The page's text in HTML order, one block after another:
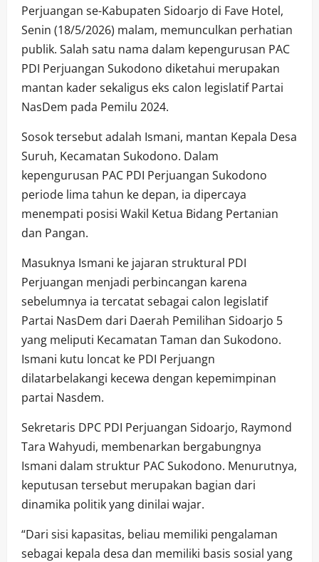
Perjuangan se-Kabupaten Sidoarjo di Fave Hotel,
Senin (18/5/2026) malam, memunculkan perhatian
publik. Salah satu nama dalam kepengurusan PAC
PDI Perjuangan Sukodono diketahui merupakan
mantan kader sekaligus eks calon legislatif Partai
NasDem pada Pemilu 2024.
Sosok tersebut adalah Ismani, mantan Kepala Desa
Suruh, Kecamatan Sukodono. Dalam
kepengurusan PAC PDI Perjuangan Sukodono
periode lima tahun ke depan, ia dipercaya
menempati posisi Wakil Ketua Bidang Pertanian
dan Pangan.
Masuknya Ismani ke jajaran struktural PDI
Perjuangan menjadi perbincangan karena
sebelumnya ia tercatat sebagai calon legislatif
Partai NasDem dari Daerah Pemilihan Sidoarjo 5
yang meliputi Kecamatan Taman dan Sukodono.
Ismani kutu loncat ke PDI Perjuangn
dilatarbelakangi kecewa dengan kepemimpinan
partai Nasdem.
Sekretaris DPC PDI Perjuangan Sidoarjo, Raymond
Tara Wahyudi, membenarkan bergabungnya
Ismani dalam struktur PAC Sukodono. Menurutnya,
keputusan tersebut merupakan bagian dari
dinamika politik yang dinilai wajar.
“Dari sisi kapasitas, beliau memiliki pengalaman
sebagai kepala desa dan memiliki basis sosial yang